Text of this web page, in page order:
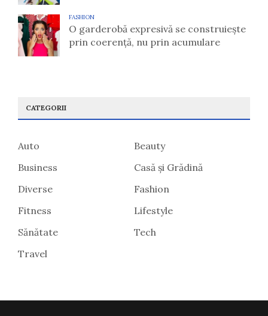
FASHION
O garderobă expresivă se construiește
prin coerență, nu prin acumulare
CATEGORII
Auto
Beauty
Business
Casă și Grădină
Diverse
Fashion
Fitness
Lifestyle
Sănătate
Tech
Travel